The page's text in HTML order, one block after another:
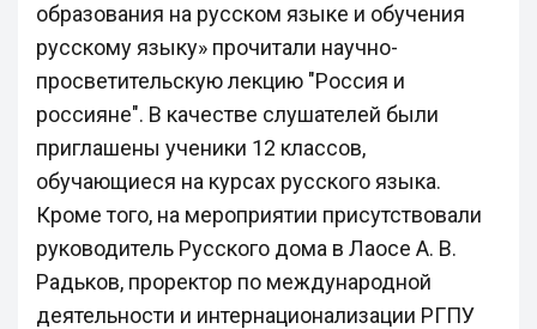
образования на русском языке и обучения
русскому языку» прочитали научно-
просветительскую лекцию "Россия и
россияне". В качестве слушателей были
приглашены ученики 12 классов,
обучающиеся на курсах русского языка.
Кроме того, на мероприятии присутствовали
руководитель Русского дома в Лаосе А. В.
Радьков, проректор по международной
деятельности и интернационализации РГПУ